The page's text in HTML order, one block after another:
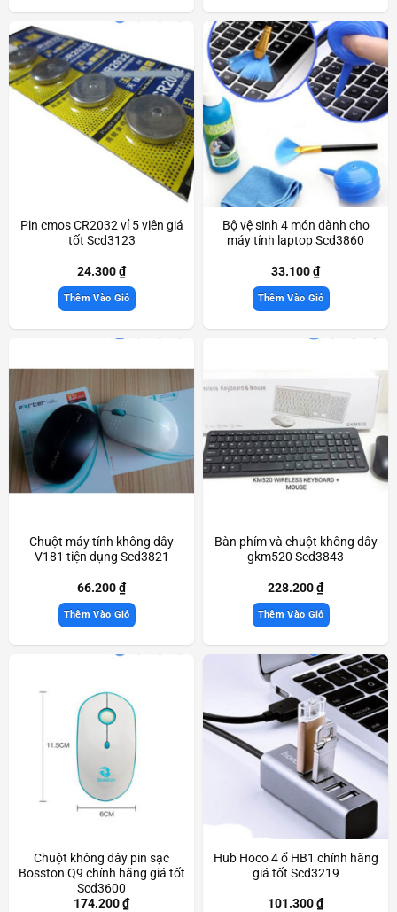
Pin cmos CR2032 vỉ 5 viên giá
tốt Scd3123
24.300₫
Thêm Vào Giỏ
Bộ vệ sinh 4 món dành cho
máy tính laptop Scd3860
33.100₫
Thêm Vào Giỏ
Chuột máy tính không dây
V181 tiện dụng Scd3821
66.200₫
Thêm Vào Giỏ
Bàn phím và chuột không dây
gkm520 Scd3843
228.200₫
Thêm Vào Giỏ
Chuột không dây pin sạc
Bosston Q9 chính hãng giá tốt
Scd3600
174.200₫
Hub Hoco 4 ổ HB1 chính hãng
giá tốt Scd3219
101.300₫